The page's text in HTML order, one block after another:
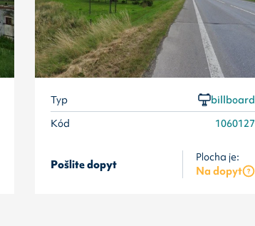
Typ
billboard
Kód
1060127
Pošlite dopyt Plocha je:
Na dopyt